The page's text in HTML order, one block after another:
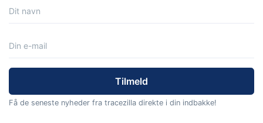
Få de seneste nyheder fra tracezilla direkte i din indbakke!